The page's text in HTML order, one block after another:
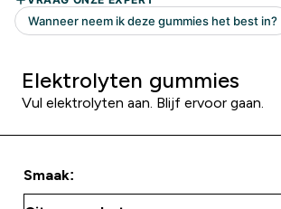
Elektrolyten gummies
Vul elektrolyten aan. Blijf ervoor gaan.
Smaak: